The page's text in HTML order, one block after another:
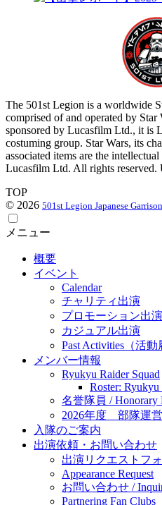
The 501st Legion is a worldwide
comprised of and operated by
sponsored by Lucasfilm Ltd., it is
costuming group. Star Wars, its
associated items are the
Lucasfilm Ltd. All rights reserved.
TOP
© 2026 501st Legion Japanese Garrison
メニュー
概要
イベント
Calendar
チャリティ出演
プロモーション出演
カジュアル出演
Past Activities（活動
メンバー情報
Ryukyu Raider Squad
Roster: Ryukyu
名誉隊員 / Honorary
2026年度 部隊運
入隊のご案内
出演依頼・お問い合わせ
出演リクエストフ
Appearance Request
お問い合わせ /
Partnering Fan Clubs